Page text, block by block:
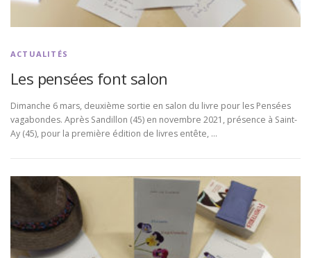
ACTUALITÉS
Les pensées font salon
Dimanche 6 mars, deuxième sortie en salon du livre pour les Pensées
vagabondes. Après Sandillon (45) en novembre 2021, présence à Saint-
Ay (45), pour la première édition de livres entête, …